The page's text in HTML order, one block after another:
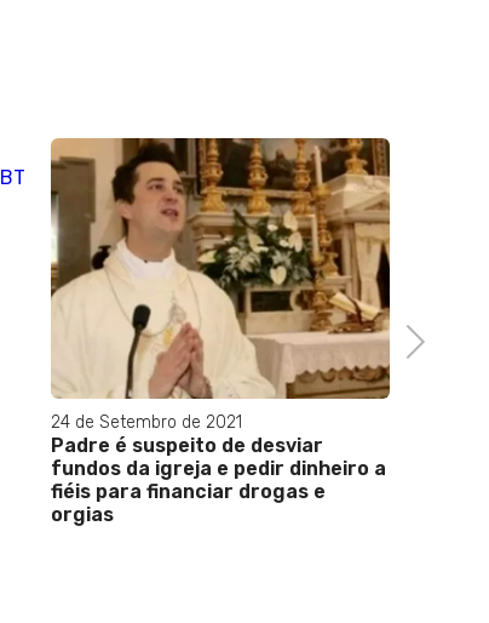
24 de Setembro de 2021
Padre é suspeito de desviar
fundos da igreja e pedir dinheiro a
fiéis para financiar drogas e
orgias
Next